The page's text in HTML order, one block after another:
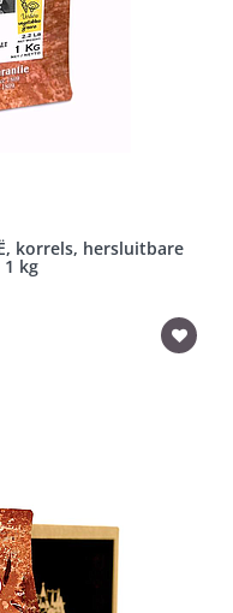
korrels, hersluitbare
kg